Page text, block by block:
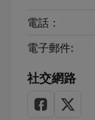
電話：
電子郵件:
社交網路